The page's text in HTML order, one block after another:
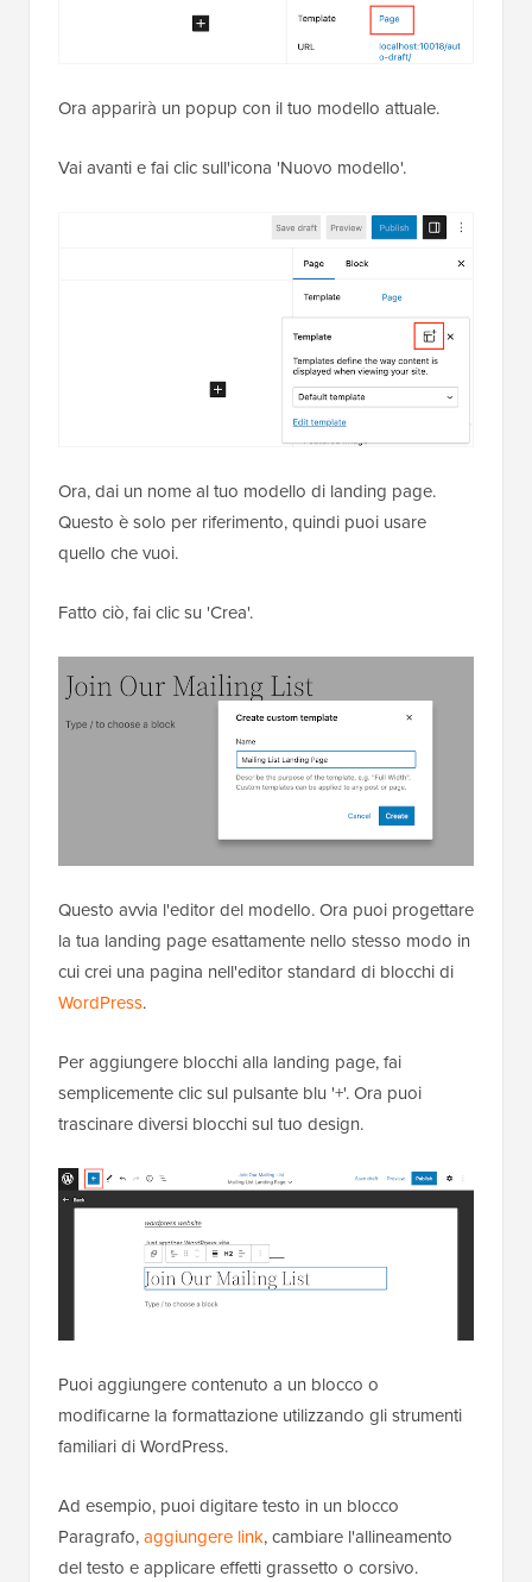
Ora apparirà un popup con il tuo modello attuale.
Vai avanti e fai clic sull'icona 'Nuovo modello'.
Ora, dai un nome al tuo modello di landing page.
Questo è solo per riferimento, quindi puoi usare
quello che vuoi.
Fatto ciò, fai clic su 'Crea'.
Questo avvia l'editor del modello. Ora puoi progettare
la tua landing page esattamente nello stesso modo in
cui crei una pagina nell'editor standard di blocchi di
WordPress.
Per aggiungere blocchi alla landing page, fai
semplicemente clic sul pulsante blu '+'. Ora puoi
trascinare diversi blocchi sul tuo design.
Puoi aggiungere contenuto a un blocco o
modificarne la formattazione utilizzando gli strumenti
familiari di WordPress.
Ad esempio, puoi digitare testo in un blocco
Paragrafo,aggiungere link, cambiare l'allineamento
del testo e applicare effetti grassetto o corsivo.